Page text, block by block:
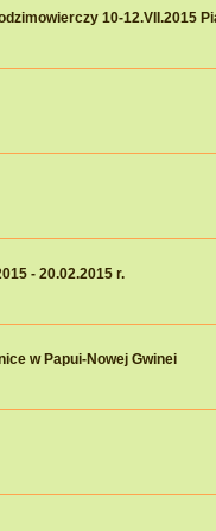
10-12.VII.2015
- 20.02.2015 r.
w Papui-Nowej Gwinei